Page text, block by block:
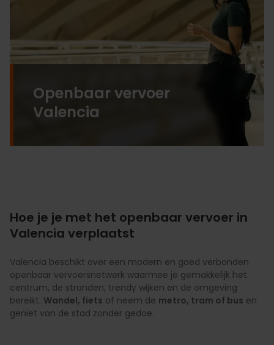
Openbaar vervoer
Valencia
Hoe je je met het openbaar vervoer in
Valencia verplaatst
Valencia beschikt over een modern en goed verbonden
openbaar vervoersnetwerk waarmee je gemakkelijk het
centrum, de stranden, trendy wijken en de omgeving
bereikt. Wandel, fiets of neem de metro, tram of bus en
geniet van de stad zonder gedoe.